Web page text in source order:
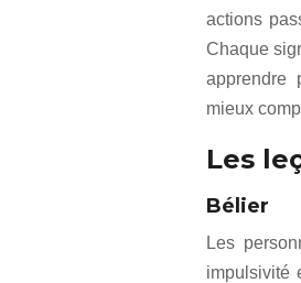
actions
Chaque
apprendre
mieux
Les
Bélier
Les
impulsivité